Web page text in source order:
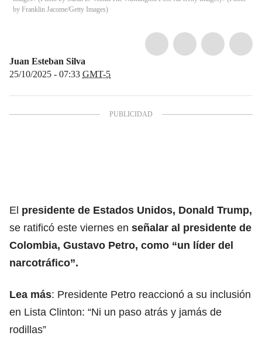
by Franklin Jacome/Getty Images)
Juan Esteban Silva
25/10/2025 - 07:33 GMT-5
El presidente de Estados Unidos, Donald Trump,
se ratificó este viernes en señalar al presidente de
Colombia, Gustavo Petro, como “un líder del
narcotráfico”.
Lea más: Presidente Petro reaccionó a su inclusión
en Lista Clinton: “Ni un paso atrás y jamás de
rodillas”